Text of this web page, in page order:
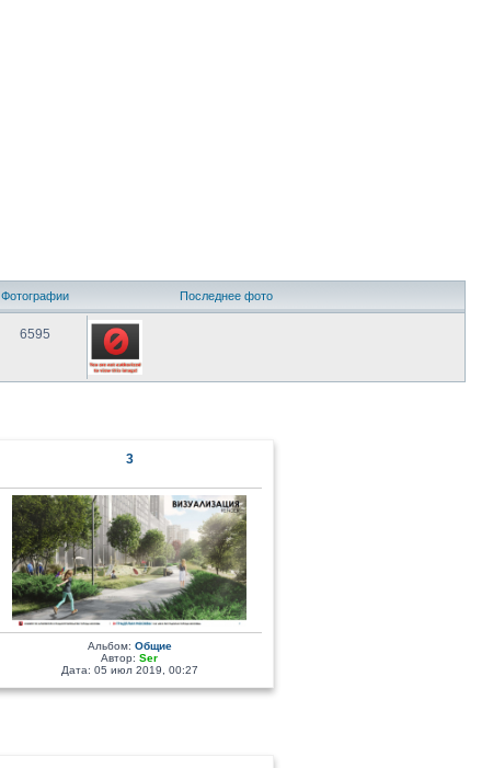
Фотографии Последнее фото
6595
3
Альбом: Общие
Автор: Ser
Дата: 05 июл 2019, 00:27